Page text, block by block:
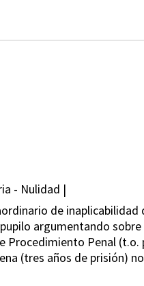
- Nulidad |
de
argumentando
Procedimiento Penal
(tres años de prisión)